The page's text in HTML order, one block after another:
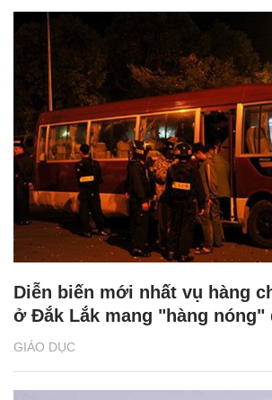
GIÁO DỤC
Diễn biến mới nhất vụ hàng
ở Đắk Lắk mang "hàng nóng"